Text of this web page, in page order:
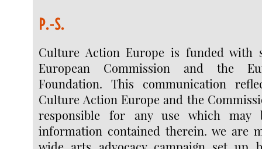
P.-S.
Culture Action Europe is funded with
European Commission and the
Foundation. This communication
Culture Action Europe and the
responsible for any use which
information contained therein. we are